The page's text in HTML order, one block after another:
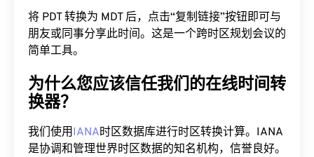
将 PDT 转换为 MDT 后，点击“复制链接”按钮即可与
朋友或同事分享此时间。这是一个跨时区规划会议的
简单工具。
为什么您应该信任我们的在线时间转
换器？
我们使用IANA时区数据库进行时区转换计算。IANA
是协调和管理世界时区数据的知名机构，信誉良好。